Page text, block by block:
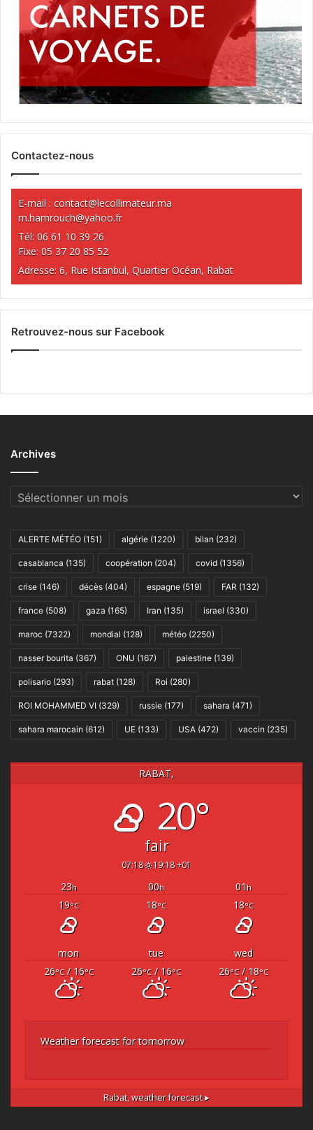
Contactez-nous
E-mail : contact@lecollimateur.ma
m.hamrouch@yahoo.fr
Tél: 06 61 10 39 26
Fixe: 05 37 20 85 52
Adresse: 6, Rue Istanbul, Quartier Océan, Rabat
Retrouvez-nous sur Facebook
Archives
Archives
ALERTE MÉTÉO (151) algérie (1220) bilan (232)
casablanca (135) coopération (204) covid (1356)
crise (146) décès (404) espagne (519) FAR (132)
france (508) gaza (165) Iran (135) israel (330)
maroc (7322) mondial (128) météo (2250)
nasser bourita (367) ONU (167) palestine (139)
polisario (293) rabat (128) Roi (280)
ROI MOHAMMED VI (329) russie (177) sahara (471)
sahara marocain (612) UE (133) USA (472) vaccin (235)
RABAT,
20°
fair
07:18 19:18 +01
23h 00h 01 h
19°C 18°C 18°C
mon tue
wed
26°C/ 16°C 26°C/ 16°C 26°C/ 18°C
Weather forecast for tomorrow
Rabat,weather forecast ▸